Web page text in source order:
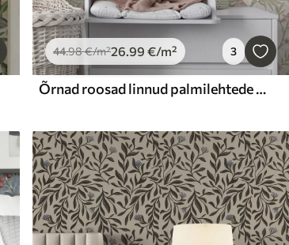
44.98€/m²26.99 €/m² 3
Õrnad roosad linnud palmilehtede vahel